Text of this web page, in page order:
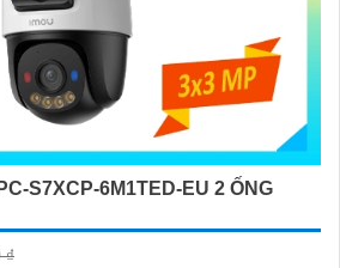
S7XCP-6M1TED-EU 2 ỐNG
₫